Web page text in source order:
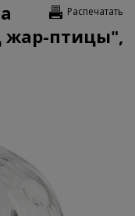
Распечатать
жар-птицы",